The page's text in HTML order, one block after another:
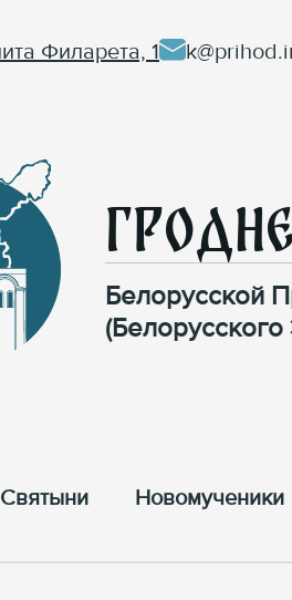
Филарета, 1
Белорусской
Cвятыни Новомученики